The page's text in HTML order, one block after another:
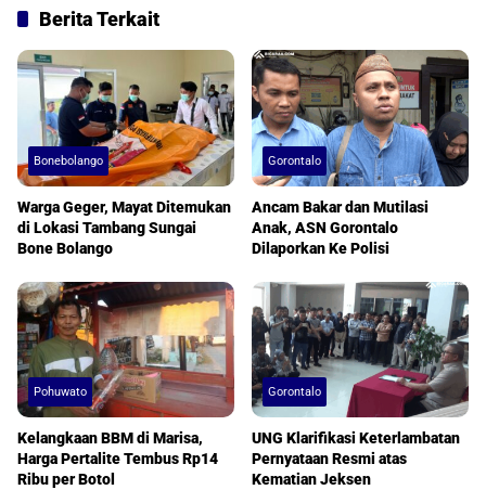
Berita Terkait
Bonebolango
Warga Geger, Mayat Ditemukan
di Lokasi Tambang Sungai
Bone Bolango
Gorontalo
Ancam Bakar dan Mutilasi
Anak, ASN Gorontalo
Dilaporkan Ke Polisi
Pohuwato
Kelangkaan BBM di Marisa,
Harga Pertalite Tembus Rp14
Ribu per Botol
Gorontalo
UNG Klarifikasi Keterlambatan
Pernyataan Resmi atas
Kematian Jeksen